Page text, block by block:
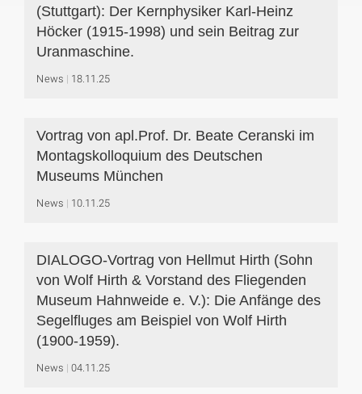
(Stuttgart): Der Kernphysiker Karl-Heinz
Höcker (1915-1998) und sein Beitrag zur
Uranmaschine.
News 18.11.25
Vortrag von apl.Prof. Dr. Beate Ceranski im
Montagskolloquium des Deutschen
Museums München
News 10.11.25
DIALOGO-Vortrag von Hellmut Hirth (Sohn
von Wolf Hirth & Vorstand des Fliegenden
Museum Hahnweide e. V.): Die Anfänge des
Segelfluges am Beispiel von Wolf Hirth
(1900-1959).
News 04.11.25